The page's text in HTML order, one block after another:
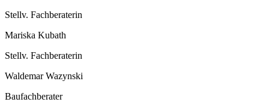
Stellv. Fachberaterin
Mariska Kubath
Stellv. Fachberaterin
Waldemar Wazynski
Baufachberater